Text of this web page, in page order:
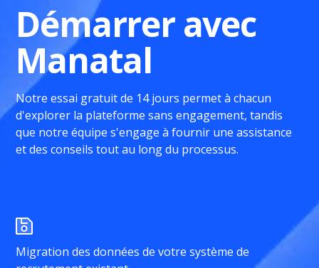
Démarrer avec
Manatal
Notre essai gratuit de 14 jours permet à chacun
d'explorer la plateforme sans engagement, tandis
que notre équipe s'engage à fournir une assistance
et des conseils tout au long du processus.
Migration des données de votre système de